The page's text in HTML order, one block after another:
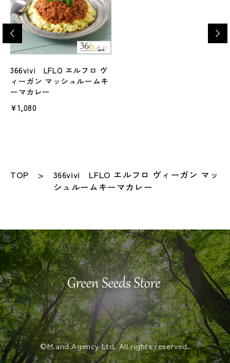
366vivi LFLO エルフロ ヴ
ィーガン マッシュルームキ
ーマカレー
¥1,080
TOP
366vivi LFLO エルフロ ヴィーガン マッ
シュルームキーマカレー
©️M.and.Agency Ltd. All rights reserved.